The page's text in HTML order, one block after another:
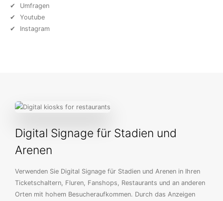
Umfragen
Youtube
Instagram
Digital Signage für Stadien und
Arenen
Verwenden Sie Digital Signage für Stadien und Arenen in Ihren
Ticketschaltern, Fluren, Fanshops, Restaurants und an anderen
Orten mit hohem Besucheraufkommen. Durch das Anzeigen